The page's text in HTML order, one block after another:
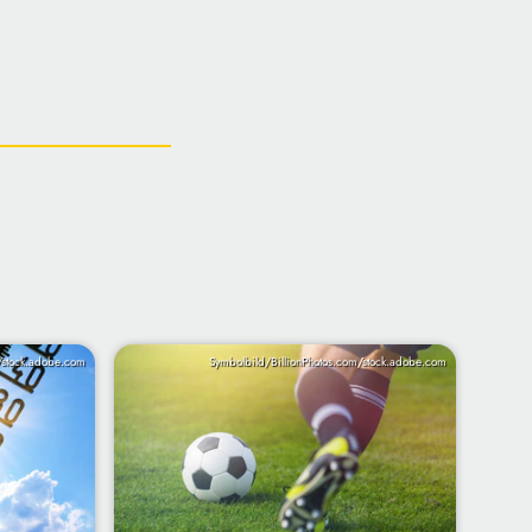
Symbolbild/BillionPhotos.com/stock.adobe.com